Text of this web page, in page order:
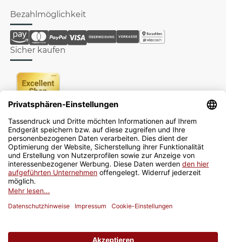
Bezahlmöglichkeit
Sicher kaufen
Newsletter